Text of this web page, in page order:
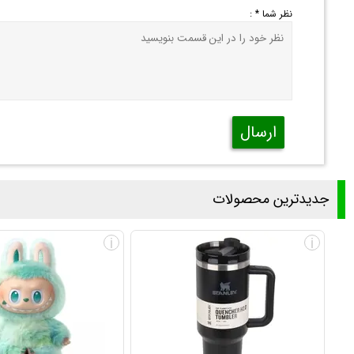
نظر شما * :
ارسال
جدیدترین محصولات
i
i